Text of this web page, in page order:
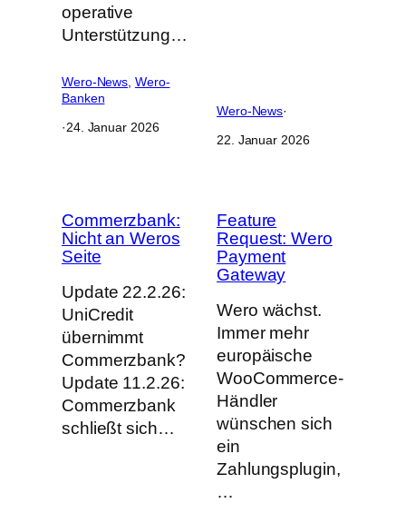
operative
Unterstützung…
Wero-News Wero-
Banken
·24. Januar 2026
Wero-News·
22. Januar 2026
Commerzbank:
Nicht an Weros
Seite
Update 22.2.26:
UniCredit
übernimmt
Commerzbank?
Update 11.2.26:
Commerzbank
schließt sich…
Feature
Request: Wero
Payment
Gateway
Wero wächst.
Immer mehr
europäische
WooCommerce-
Händler
wünschen sich
ein
Zahlungsplugin,
…